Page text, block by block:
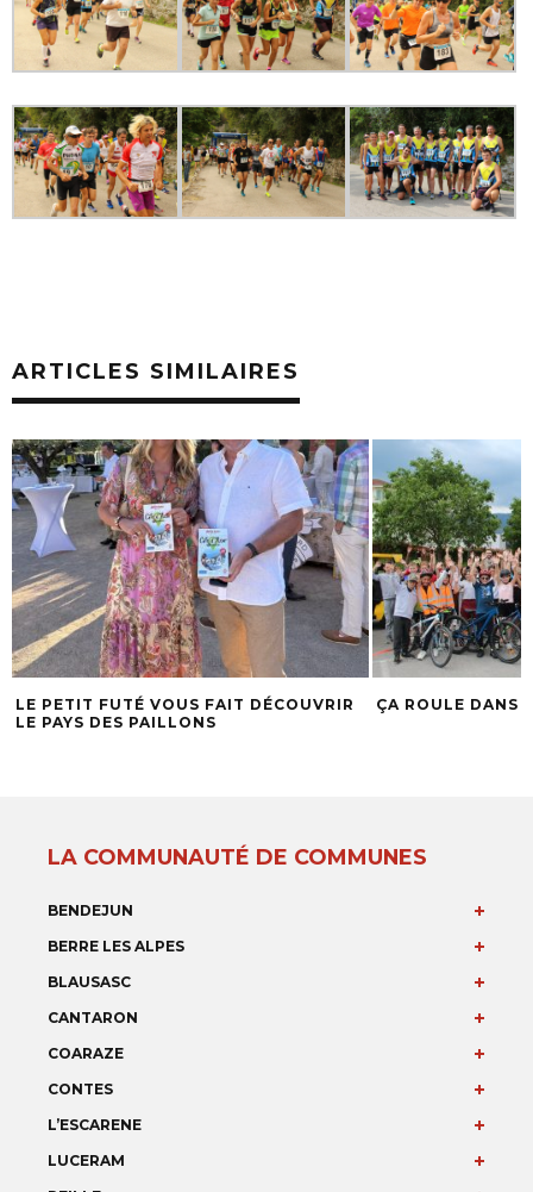
ARTICLES SIMILAIRES
LE PETIT FUTÉ VOUS FAIT DÉCOUVRIR
LE PAYS DES PAILLONS
ÇA ROULE DANS
LA COMMUNAUTÉ DE COMMUNES
BENDEJUN
BERRE LES ALPES
BLAUSASC
CANTARON
COARAZE
CONTES
L’ESCARENE
LUCERAM